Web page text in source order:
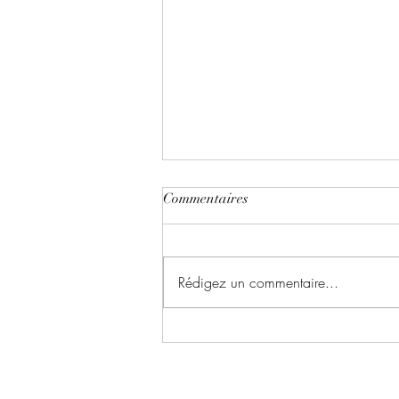
Commentaires
Rédigez un commentaire...